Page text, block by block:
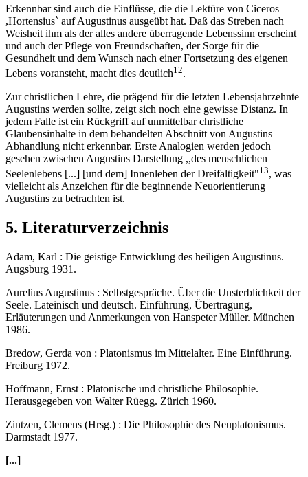
Erkennbar sind auch die Einflüsse, die die Lektüre von Ciceros
,Hortensius` auf Augustinus ausgeübt hat. Daß das Streben nach
Weisheit ihm als der alles andere überragende Lebenssinn erscheint
und auch der Pflege von Freundschaften, der Sorge für die
Gesundheit und dem Wunsch nach einer Fortsetzung des eigenen
Lebens voransteht, macht dies deutlich12.
Zur christlichen Lehre, die prägend für die letzten Lebensjahrzehnte
Augustins werden sollte, zeigt sich noch eine gewisse Distanz. In
jedem Falle ist ein Rückgriff auf unmittelbar christliche
Glaubensinhalte in dem behandelten Abschnitt von Augustins
Abhandlung nicht erkennbar. Erste Analogien werden jedoch
gesehen zwischen Augustins Darstellung ,,des menschlichen
Seelenlebens [...] [und dem] Innenleben der Dreifaltigkeit"13, was
vielleicht als Anzeichen für die beginnende Neuorientierung
Augustins zu betrachten ist.
5. Literaturverzeichnis
Adam, Karl : Die geistige Entwicklung des heiligen Augustinus.
Augsburg 1931.
Aurelius Augustinus : Selbstgespräche. Über die Unsterblichkeit der
Seele. Lateinisch und deutsch. Einführung, Übertragung,
Erläuterungen und Anmerkungen von Hanspeter Müller. München
1986.
Bredow, Gerda von : Platonismus im Mittelalter. Eine Einführung.
Freiburg 1972.
Hoffmann, Ernst : Platonische und christliche Philosophie.
Herausgegeben von Walter Rüegg. Zürich 1960.
Zintzen, Clemens (Hrsg.) : Die Philosophie des Neuplatonismus.
Darmstadt 1977.
[...]